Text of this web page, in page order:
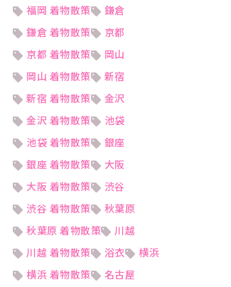
福岡 着物散策
鎌倉
鎌倉 着物散策
京都
京都 着物散策
岡山
岡山 着物散策
新宿
新宿 着物散策
金沢
金沢 着物散策
池袋
池袋 着物散策
銀座
銀座 着物散策
大阪
大阪 着物散策
渋谷
渋谷 着物散策
秋葉原
秋葉原 着物散策
川越
川越 着物散策
浴衣
横浜
横浜 着物散策
名古屋